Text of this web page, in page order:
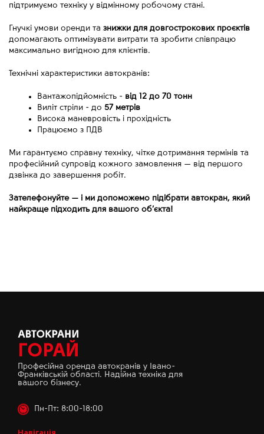
підтримуємо техніку у відмінному робочому стані.
Гнучкі умови оренди та знижки для довгострокових проєктів
допомагають оптимізувати витрати та зробити співпрацю
максимально вигідною для клієнтів.
Технічні характеристики автокранів:
Вантажопідйомність - від 12 до 70 тонн
Виліт стріли - до 57 метрів
Висока маневровість і прохідність
Працюємо з ПДВ
Ми гарантуємо справну техніку, чітке дотримання термінів та
професійний супровід кожного замовлення — від першого
дзвінка до завершення робіт.
Зателефонуйте — і ми допоможемо підібрати автокран, який
найкраще підходить для вашого об’єкта!
Професійна оренда автокранів у Івано-
Франківській області. Надійна техніка для
вашого бізнесу.
Пн-Пт: 8:00-18:00